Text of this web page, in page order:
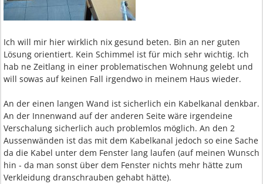
Ich will mir hier wirklich nix gesund beten. Bin an ner guten
Lösung orientiert. Kein Schimmel ist für mich sehr wichtig. Ich
hab ne Zeitlang in einer problematischen Wohnung gelebt und
will sowas auf keinen Fall irgendwo in meinem Haus wieder.
An der einen langen Wand ist sicherlich ein Kabelkanal denkbar.
An der Innenwand auf der anderen Seite wäre irgendeine
Verschalung sicherlich auch problemlos möglich. An den 2
Aussenwänden ist das mit dem Kabelkanal jedoch so eine Sache
da die Kabel unter dem Fenster lang laufen (auf meinen Wunsch
hin - da man sonst über dem Fenster nichts mehr hätte zum
Verkleidung dranschrauben gehabt hätte).